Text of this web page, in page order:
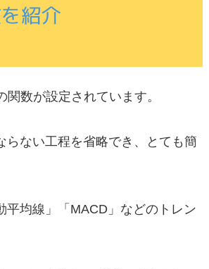
数が設定されています。
らない工程を省略でき、とても簡
均線」「MACD」などのトレン